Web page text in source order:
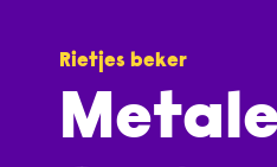
Rietjes beker